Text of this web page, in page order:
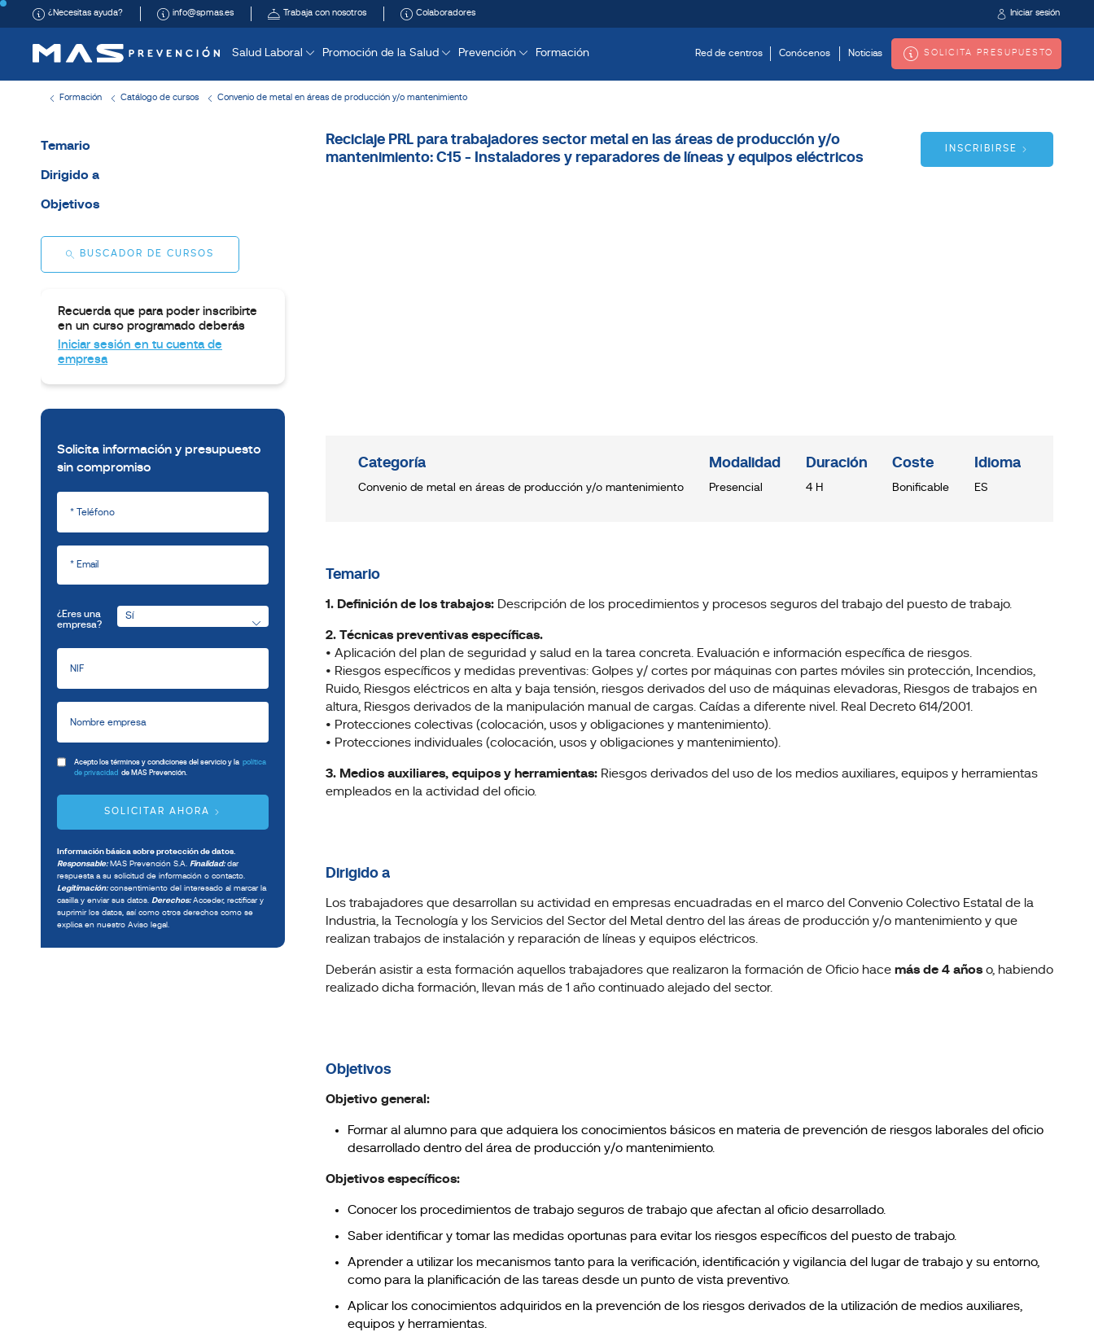
¿Necesitas ayuda? info@spmas.es Trabaja con nosotros Colaboradores Iniciar sesión
Salud Laboral Promoción de la Salud Prevención Formación Red de centros Conócenos Noticias SOLICITA PRESUPUESTO
Formación Catálogo de cursos Convenio de metal en áreas de producción y/o mantenimiento
Temario
Dirigido a
Objetivos
BUSCADOR DE CURSOS
Recuerda que para poder inscribirte
en un curso programado deberás
Iniciar sesión en tu cuenta de
empresa
Solicita información y presupuesto
sin compromiso
¿Eres una
empresa?
Acepto los términos y condiciones del servicio y la política
de privacidad de MAS Prevención.
SOLICITAR AHORA
Información básica sobre protección de datos.
Responsable: MAS Prevención S.A. Finalidad: dar
respuesta a su solicitud de información o contacto.
Legitimación: consentimiento del interesado al marcar la
casilla y enviar sus datos. Derechos: Acceder, rectificar y
suprimir los datos, así como otros derechos como se
explica en nuestro Aviso legal.
Reciclaje PRL para trabajadores sector metal en las áreas de producción y/o
mantenimiento: C15 - Instaladores y reparadores de líneas y equipos eléctricos
INSCRIBIRSE
Categoría
Convenio de metal en áreas de producción y/o mantenimiento
Modalidad
Presencial
Duración
4 H
Coste
Bonificable
Idioma
ES
Temario
1. Definición de los trabajos: Descripción de los procedimientos y procesos seguros del trabajo del puesto de trabajo.
2. Técnicas preventivas específicas.
• Aplicación del plan de seguridad y salud en la tarea concreta. Evaluación e información específica de riesgos.
• Riesgos específicos y medidas preventivas: Golpes y/ cortes por máquinas con partes móviles sin protección, Incendios,
Ruido, Riesgos eléctricos en alta y baja tensión, riesgos derivados del uso de máquinas elevadoras, Riesgos de trabajos en
altura, Riesgos derivados de la manipulación manual de cargas. Caídas a diferente nivel. Real Decreto 614/2001.
• Protecciones colectivas (colocación, usos y obligaciones y mantenimiento).
• Protecciones individuales (colocación, usos y obligaciones y mantenimiento).
3. Medios auxiliares, equipos y herramientas: Riesgos derivados del uso de los medios auxiliares, equipos y herramientas
empleados en la actividad del oficio.
Dirigido a
Los trabajadores que desarrollan su actividad en empresas encuadradas en el marco del Convenio Colectivo Estatal de la
Industria, la Tecnología y los Servicios del Sector del Metal dentro del las áreas de producción y/o mantenimiento y que
realizan trabajos de instalación y reparación de líneas y equipos eléctricos.
Deberán asistir a esta formación aquellos trabajadores que realizaron la formación de Oficio hace más de 4 años o, habiendo
realizado dicha formación, llevan más de 1 año continuado alejado del sector.
Objetivos
Objetivo general:
Formar al alumno para que adquiera los conocimientos básicos en materia de prevención de riesgos laborales del oficio
desarrollado dentro del área de producción y/o mantenimiento.
Objetivos específicos:
Conocer los procedimientos de trabajo seguros de trabajo que afectan al oficio desarrollado.
Saber identificar y tomar las medidas oportunas para evitar los riesgos específicos del puesto de trabajo.
Aprender a utilizar los mecanismos tanto para la verificación, identificación y vigilancia del lugar de trabajo y su entorno,
como para la planificación de las tareas desde un punto de vista preventivo.
Aplicar los conocimientos adquiridos en la prevención de los riesgos derivados de la utilización de medios auxiliares,
equipos y herramientas.